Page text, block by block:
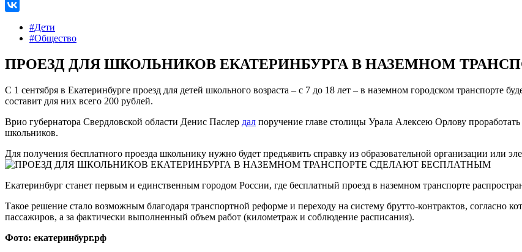
#Дети
#Общество
ПРОЕЗД ДЛЯ ШКОЛЬНИКОВ ЕКАТЕРИНБУРГА В НАЗЕМНОМ
С 1 сентября в Екатеринбурге проезд для детей школьного возраста – с 7 до 18 лет – в наземном городском транспорте
составит для них всего 200 рублей.
Врио губернатора Свердловской области Денис Паслер дал поручение главе столицы Урала Алексею Орлову
школьников.
Для получения бесплатного проезда школьнику нужно будет предъявить справку из образовательной организации или
Екатеринбург станет первым и единственным городом России, где бесплатный проезд в наземном транспорте
Такое решение стало возможным благодаря транспортной реформе и переходу на систему брутто-контрактов, согласно
пассажиров, а за фактически выполненный объем работ (километраж и соблюдение расписания).
Фото: екатеринбург.рф